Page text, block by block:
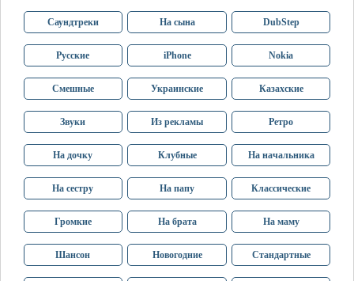
Саундтреки На сына DubStep
Русские iPhone Nokia
Смешные Украинские Казахские
Звуки Из рекламы Ретро
На дочку Клубные На начальника
На сестру На папу Классические
Громкие На брата На маму
Шансон Новогодние Стандартные